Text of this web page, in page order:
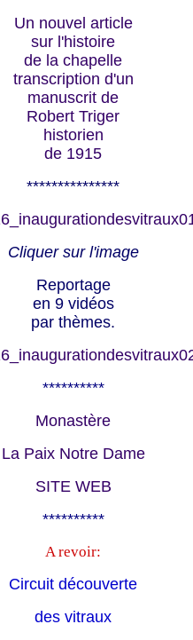
Un nouvel article
sur l'histoire
de la chapelle
transcription d'un
manuscrit de
Robert Triger
historien
de 1915
***************
Cliquer sur l'image
Reportage
en 9 vidéos
par thèmes.
**********
Monastère
La Paix Notre Dame
SITE WEB
**********
A revoir:
Circuit découverte
des vitraux